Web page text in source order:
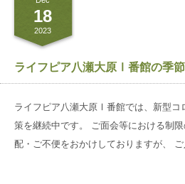
18
2023
ライフピア八瀬大原Ⅰ番館の季
ライフピア八瀬大原Ⅰ番館では、新型コ
策を継続中です。 ご面会等における制
配・ご不便をおかけしておりますが、